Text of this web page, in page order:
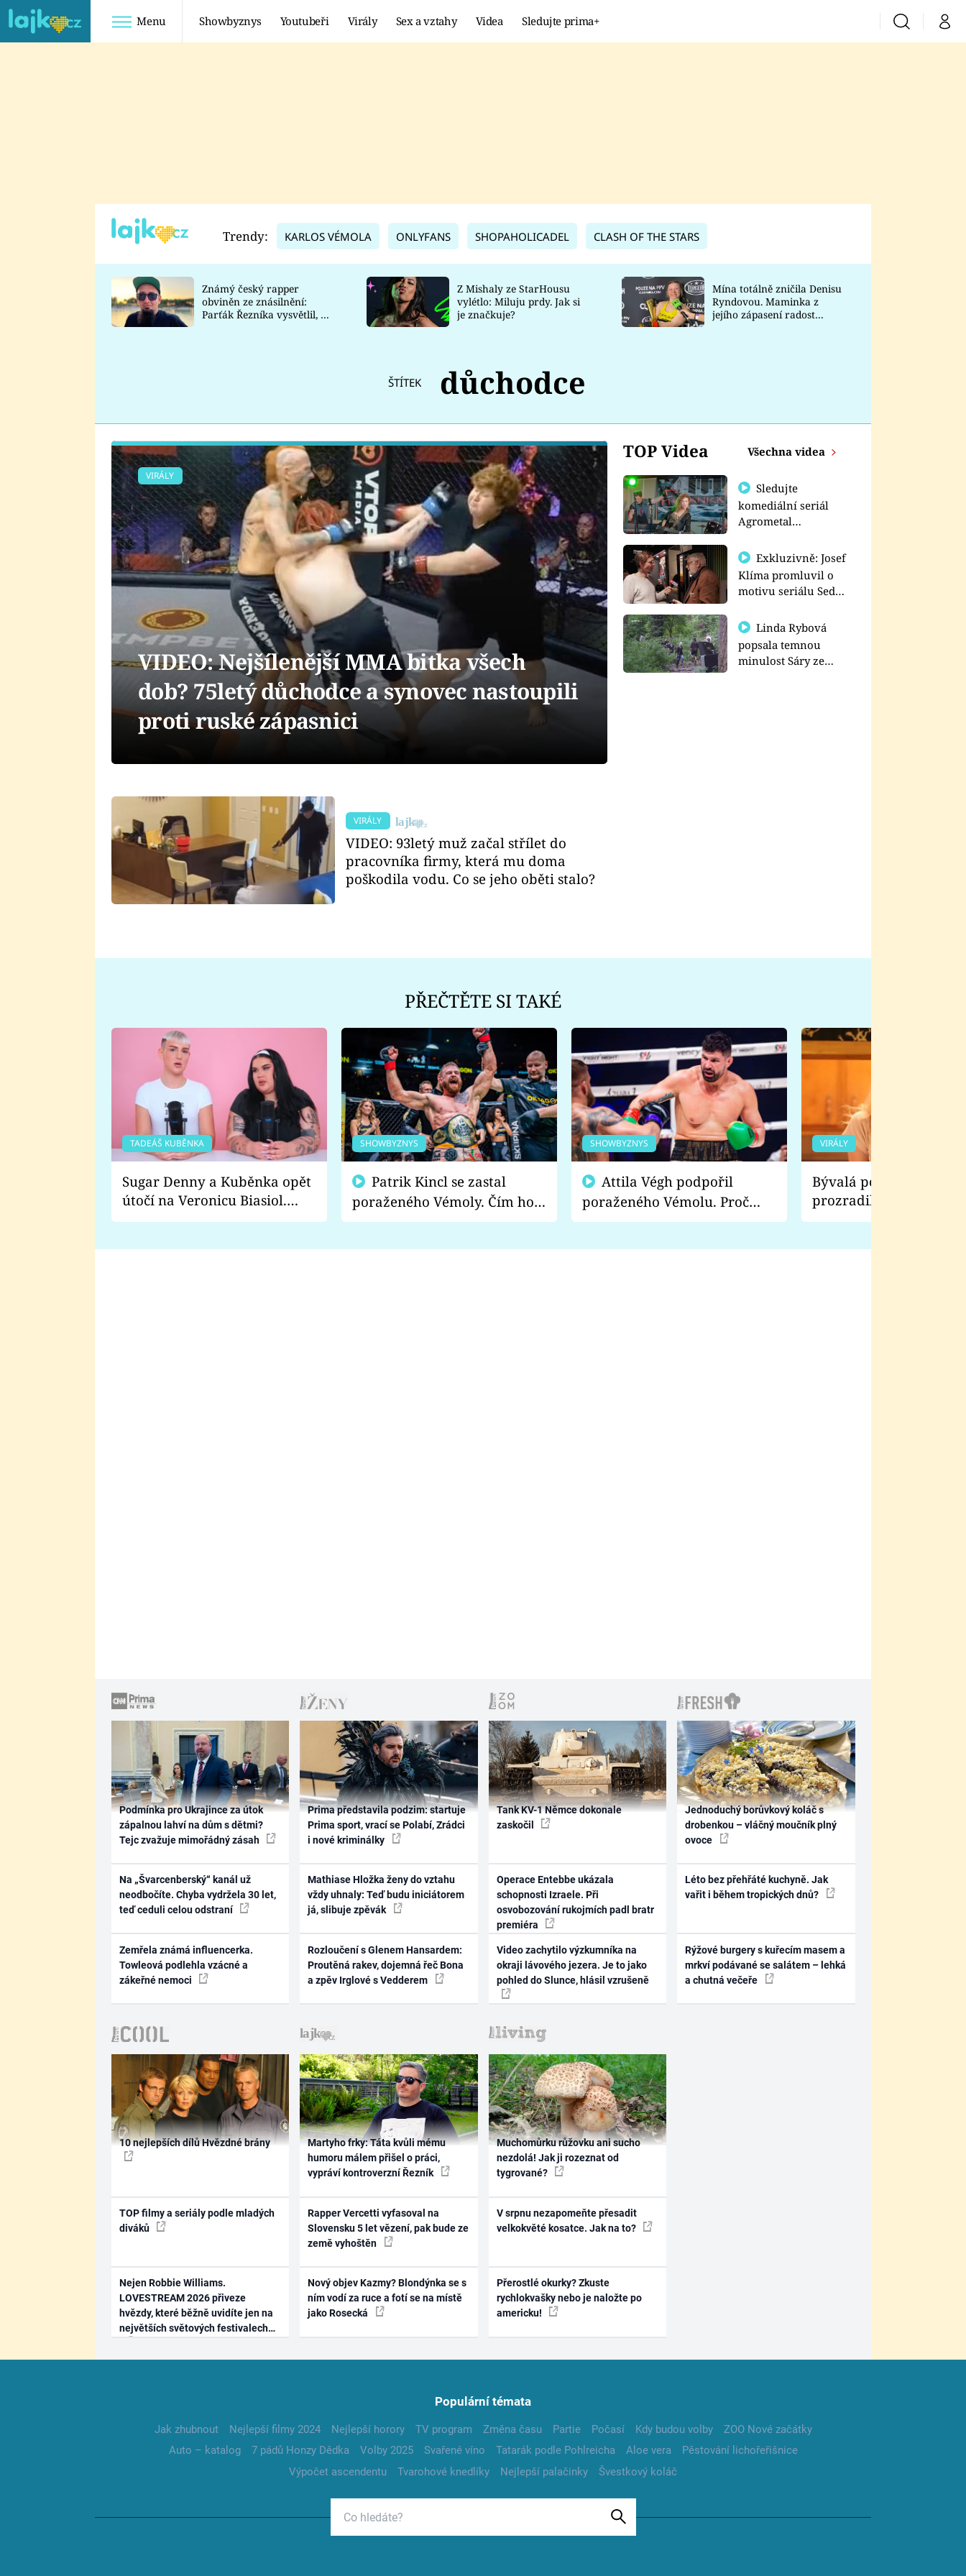
Menu Showbyznys Youtubeři Virály Sex a vztahy Videa Sledujte prima+ VyhledáváníMůj
TADEÁŠ KUBĚNKA
DATEL
Prima Lajk
Sledujte nás
Trendy: KARLOS VÉMOLA ONLYFANS SHOPAHOLICADEL CLASH OF THE STARS
Známý český rapper
obviněn ze znásilnění:
Parťák Řezníka vysvětlil, co
Z Mishaly ze StarHousu
vylétlo: Miluju prdy. Jak si
je značkuje?
Mína totálně zničila Denisu
Ryndovou. Maminka z
jejího zápasení radost
ŠTÍTEK důchodce
TOP Videa Všechna videa
Sledujte
komediální seriál
Agrometal
prima+
Exkluzivně: Josef
Klíma promluvil o
motivu seriálu Sedm
Linda Rybová
popsala temnou
minulost Sáry ze
VIRÁLY
VIDEO: Nejšílenější MMA bitka všech
dob? 75letý důchodce a synovec nastoupili
proti ruské zápasnici
VIRÁLY
VIDEO: 93letý muž začal střílet do
pracovníka firmy, která mu doma
poškodila vodu. Co se jeho oběti stalo?
PŘEČTĚTE SI TAKÉ
TADEÁŠ KUBĚNKA
Sugar Denny a Kuběnka opět
útočí na Veronicu Biasiol.
Proč je podle nich falešná a
SHOWBYZNYS
poraženého Vémoly. Čím ho
fanoušci naštvali?
SHOWBYZNYS
poraženého Vémolu. Proč
chce raději zápasit s ním než
VIRÁLY
Bývalá pornoherečka
prozradila, co ji
natáčení Euforie.
Podmínka pro Ukrajince za útok
zápalnou lahví na dům s dětmi?
Tejc zvažuje mimořádný zásah
Na „Švarcenberský“ kanál už
neodbočíte. Chyba vydržela 30 let,
teď ceduli celou odstraní
Zemřela známá influencerka.
Towleová podlehla vzácné a
zákeřné nemoci
Prima představila podzim: startuje
Prima sport, vrací se Polabí, Zrádci
i nové kriminálky
Mathiase Hložka ženy do vztahu
vždy uhnaly: Teď budu iniciátorem
já, slibuje zpěvák
Rozloučení s Glenem Hansardem:
Proutěná rakev, dojemná řeč Bona
a zpěv Irglové s Vedderem
Tank KV-1 Němce dokonale
zaskočil
Operace Entebbe ukázala
schopnosti Izraele. Při
osvobozování rukojmích padl bratr
premiéra
Video zachytilo výzkumníka na
okraji lávového jezera. Je to jako
pohled do Slunce, hlásil vzrušeně
Jednoduchý borůvkový koláč s
drobenkou – vláčný moučník plný
ovoce
Léto bez přehřáté kuchyně. Jak
vařit i během tropických dnů?
Rýžové burgery s kuřecím masem a
mrkví podávané se salátem – lehká
a chutná večeře
10 nejlepších dílů Hvězdné brány
TOP filmy a seriály podle mladých
diváků
Nejen Robbie Williams.
LOVESTREAM 2026 přiveze
hvězdy, které běžně uvidíte jen na
největších světových festivalech
Martyho frky: Táta kvůli mému
humoru málem přišel o práci,
vypráví kontroverzní Řezník
Rapper Vercetti vyfasoval na
Slovensku 5 let vězení, pak bude ze
země vyhoštěn
Nový objev Kazmy? Blondýnka se s
ním vodí za ruce a fotí se na místě
jako Rosecká
Muchomůrku růžovku ani sucho
nezdolá! Jak ji rozeznat od
tygrované?
V srpnu nezapomeňte přesadit
velkokvěté kosatce. Jak na to?
Přerostlé okurky? Zkuste
rychlokvašky nebo je naložte po
americku!
Populární témata
Jak zhubnout Nejlepší filmy 2024 Nejlepší horory TV program Změna času Partie Počasí Kdy budou volby
ZOO Nové začátky
Auto – katalog
7 pádů Honzy Dědka Volby 2025 Svařené víno Tatarák podle Pohlreicha Aloe vera
Pěstování lichořeřišnice
Výpočet ascendentu
Tvarohové knedlíky Nejlepší palačinky Švestkový koláč